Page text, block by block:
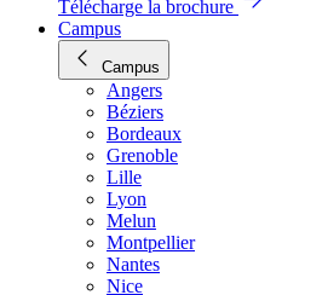
Télécharge la brochure
Campus
Campus
Angers
Béziers
Bordeaux
Grenoble
Lille
Lyon
Melun
Montpellier
Nantes
Nice